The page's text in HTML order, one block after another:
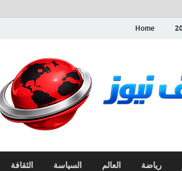
Home
رياضة العالم السياسة الثقافة